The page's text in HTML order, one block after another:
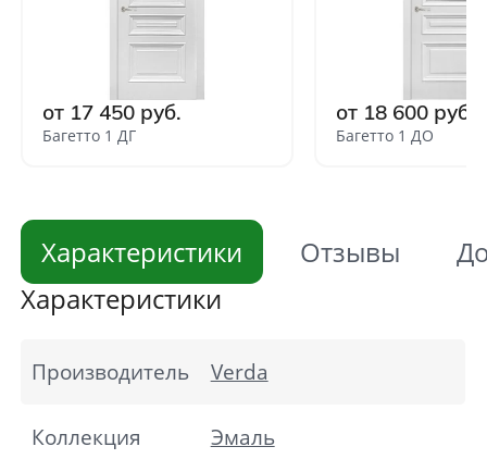
от 17 450 руб.
Багетто 1 ДГ
от 18 600 руб.
Багетто 1 ДО
Характеристики Отзывы
Характеристики
Производитель Verda
Коллекция Эмаль